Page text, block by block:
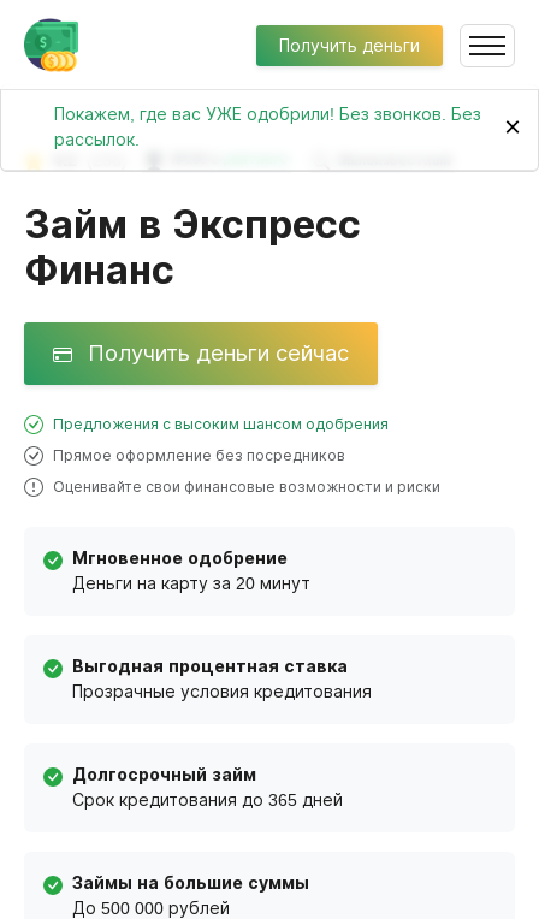
Получить деньги
Покажем, где вас УЖЕ одобрили! Без звонков. Без
рассылок.
×
Займ в Экспресс
Финанс
Получить деньги сейчас
Предложения с высоким шансом одобрения
Прямое оформление без посредников
Оценивайте свои финансовые возможности и риски
Мгновенное одобрение
Деньги на карту за 20 минут
Выгодная процентная ставка
Прозрачные условия кредитования
Долгосрочный займ
Срок кредитования до 365 дней
Займы на большие суммы
До 500 000 рублей